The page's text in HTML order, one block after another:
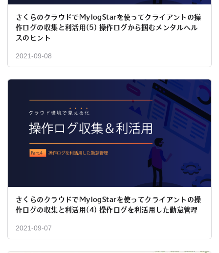
さくらのクラウドでMylogStarを使ってクライアントの操
作ログの収集と利活用(5) 操作ログから掴むメンタルヘル
スのヒント
2021-09-08
さくらのクラウドでMylogStarを使ってクライアントの操
作ログの収集と利活用(4) 操作ログを利活用した勤怠管理
2021-09-07